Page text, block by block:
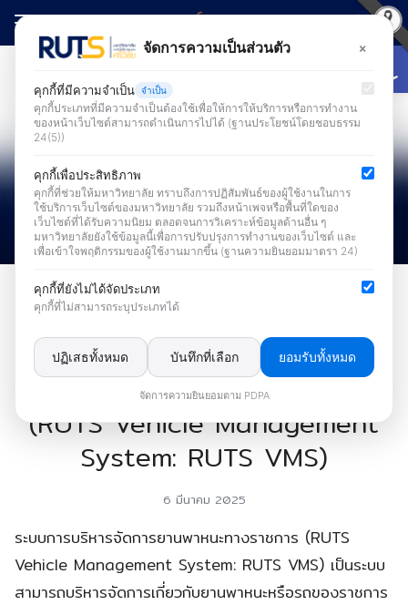
Skip
content
Search
ข่าวระบบสารสนเทศเพื่อการบริหารและการบริการ
สำนักวิทยบริการฯ เดินหน้าสู่การใช้
งานอย่างต่อเนื่อง…ระบบการบริหาร
จัดการยานพาหนะทางราชการ
(RUTS Vehicle Management
System: RUTS VMS)
6 มีนาคม 2025
ระบบการบริหารจัดการยานพาหนะทางราชการ (RUTS
Vehicle Management System: RUTS VMS) เป็นระบบ
สามารถบริหารจัดการเกี่ยวกับยานพาหนะหรือรถของราชการ
จัดการความเป็นส่วนตัว ×
คุกกี้ที่มีความจำเป็น จำเป็น
คุกกี้ประเภทที่มีความจำเป็นต้องใช้เพื่อให้การให้บริการหรือการทำงาน
ของหน้าเว็บไซต์สามารถดำเนินการไปได้ (ฐานประโยชน์โดยชอบธรรม
24(5))
คุกกี้เพื่อประสิทธิภาพ
คุกกี้ที่ช่วยให้มหาวิทยาลัย ทราบถึงการปฏิสัมพันธ์ของผู้ใช้งานในการ
ใช้บริการเว็บไซต์ของมหาวิทยาลัย รวมถึงหน้าเพจหรือพื้นที่ใดของ
เว็บไซต์ที่ได้รับความนิยม ตลอดจนการวิเคราะห์ข้อมูลด้านอื่น ๆ
มหาวิทยาลัยยังใช้ข้อมูลนี้เพื่อการปรับปรุงการทำงานของเว็บไซต์ และ
เพื่อเข้าใจพฤติกรรมของผู้ใช้งานมากขึ้น (ฐานความยินยอมมาตรา 24)
คุกกี้ที่ยังไม่ได้จัดประเภท
คุกกี้ที่ไม่สามารถระบุประเภทได้
ปฏิเสธทั้งหมด บันทึกที่เลือก ยอมรับทั้งหมด
จัดการความยินยอมตาม PDPA